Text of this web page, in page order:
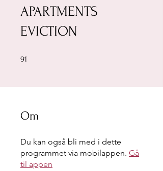
APARTMENTS
EVICTION
91
Om
Du kan også bli med i dette
programmet via mobilappen. Gå
til appen